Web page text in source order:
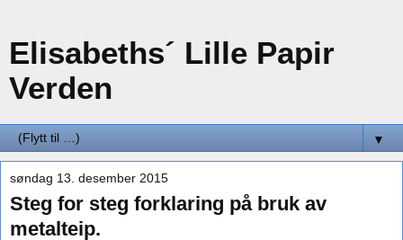
Elisabeths´ Lille Papir
Verden
▼
søndag 13. desember 2015
Steg for steg forklaring på bruk av
metalteip.